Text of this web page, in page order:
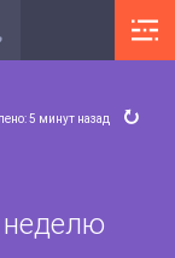
5 минут назад
неделю